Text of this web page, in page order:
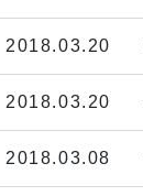
2018.03.20
2018.03.20
2018.03.08